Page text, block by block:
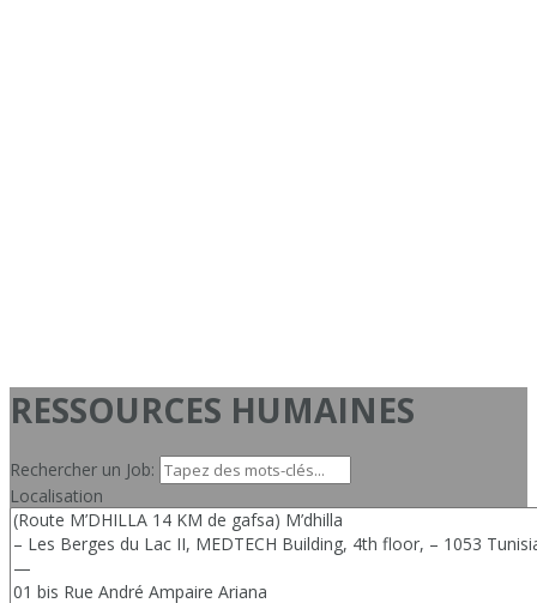
RESSOURCES HUMAINES
Rechercher un Job:
Localisation